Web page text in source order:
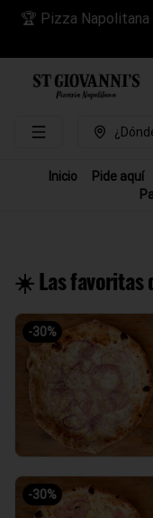
🏆 Pizza Napolitana
Inicio Pide aquí
☀️ Las favoritas
-30%
-30%